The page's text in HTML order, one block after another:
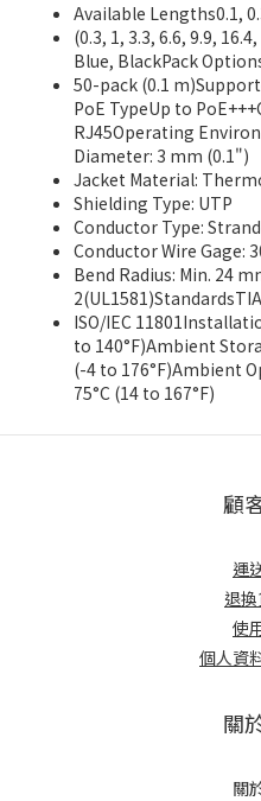
Available Lengths0.1,
(0.3, 1, 3.3, 6.6, 9.9,
Blue, BlackPack
50-pack (0.1
PoE TypeUp to
RJ45Operating
Diameter: 3 mm (0.1")
Jacket Material:
Shielding Type: UTP
Conductor Type:
Conductor Wire Gage:
Bend Radius: Min. 24
ISO/IEC
to 140°F)Ambient
(-4 to 176°F)Ambient
75°C (14 to 167°F)
顧
運
退
使
個人資
關
關